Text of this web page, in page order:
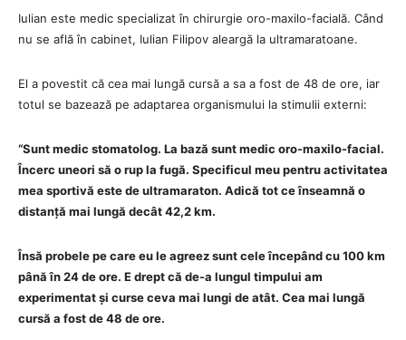
Iulian este medic specializat în chirurgie oro-maxilo-facială. Când
nu se află în cabinet, Iulian Filipov aleargă la ultramaratoane.
El a povestit că cea mai lungă cursă a sa a fost de 48 de ore, iar
totul se bazează pe adaptarea organismului la stimulii externi:
“Sunt medic stomatolog. La bază sunt medic oro-maxilo-facial.
Încerc uneori să o rup la fugă. Specificul meu pentru activitatea
mea sportivă este de ultramaraton. Adică tot ce înseamnă o
distanță mai lungă decât 42,2 km.
Însă probele pe care eu le agreez sunt cele începând cu 100 km
până în 24 de ore. E drept că de-a lungul timpului am
experimentat și curse ceva mai lungi de atât. Cea mai lungă
cursă a fost de 48 de ore.